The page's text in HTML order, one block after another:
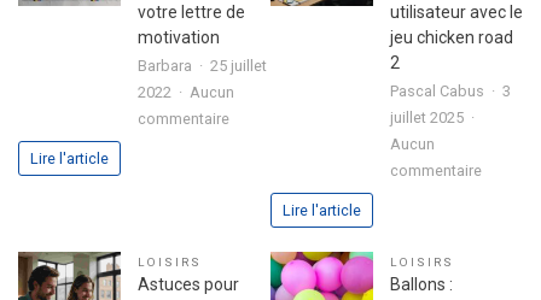
votre lettre de
motivation
Barbara
25 juillet
2022
Aucun
commentairesur
exprimer
passion
Lire l'article
utilisateur avec le
jeu chicken road
2
Pascal Cabus
3
juillet 2025
Aucun
commentairesur
Lire l'article
LOISIRS
Astuces pour
LOISIRS
Ballons :